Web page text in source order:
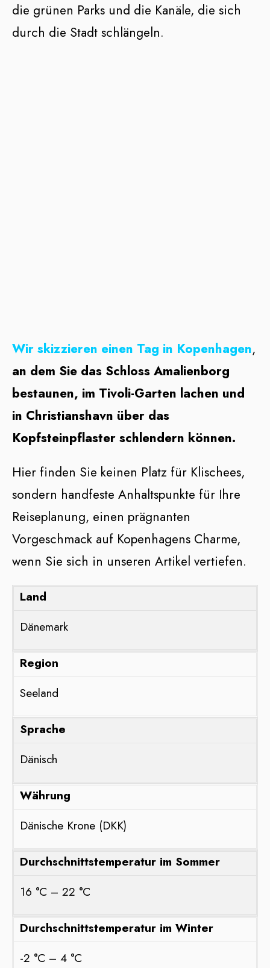
die grünen Parks und die Kanäle, die sich
durch die Stadt schlängeln.
Wir skizzieren einen Tag in Kopenhagen,
an dem Sie das Schloss Amalienborg
bestaunen, im Tivoli-Garten lachen und
in Christianshavn über das
Kopfsteinpflaster schlendern können.
Hier finden Sie keinen Platz für Klischees,
sondern handfeste Anhaltspunkte für Ihre
Reiseplanung, einen prägnanten
Vorgeschmack auf Kopenhagens Charme,
wenn Sie sich in unseren Artikel vertiefen.
Land
Dänemark
Region
Seeland
Sprache
Dänisch
Währung
Dänische Krone (DKK)
Durchschnittstemperatur im Sommer
16 °C – 22 °C
Durchschnittstemperatur im Winter
-2 °C – 4 °C